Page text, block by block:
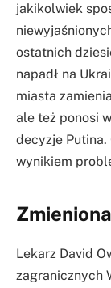
jakikolwiek
ostatnich
napadł na
miasta
ale też ponosi
decyzje Putina.
wynikiem
Lekarz David
zagranicznych